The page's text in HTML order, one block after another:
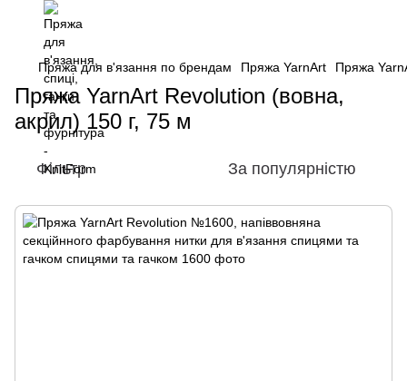
Пряжа для в'язання по брендам Пряжа YarnArt Пряжа
Пряжа YarnArt Revolution (вовна,
акрил) 150 г, 75 м
Фільтр За популярністю